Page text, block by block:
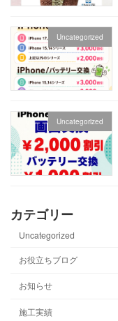
Uncategorized
Uncategorized
カテゴリー
Uncategorized
お役立ちブログ
お知らせ
施工実績